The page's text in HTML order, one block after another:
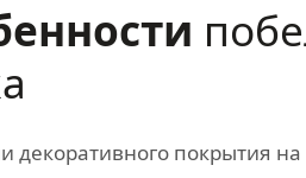
декоративного покрытия на